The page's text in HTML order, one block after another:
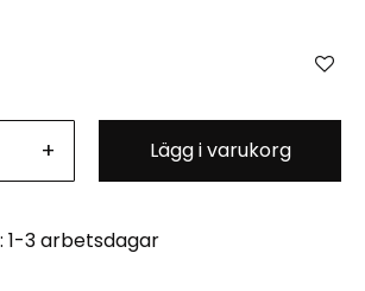
+ Lägg i varukorg
1-3 arbetsdagar